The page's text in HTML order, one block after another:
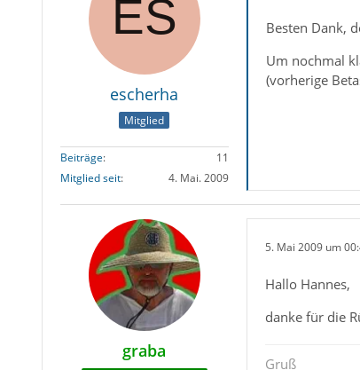
escherha
Mitglied
Beiträge
11
Mitglied seit
4. Mai. 2009
Besten Dank,
Um nochmal
(vorherige
graba
5. Mai 2009 um
Hallo Hannes,
danke für die
Gruß